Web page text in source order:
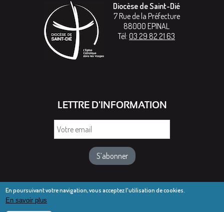
Diocèse de Saint-Dié
7 Rue de la Préfecture
88000 EPINAL
Tél: 03 29 82 21 63
LETTRE D'INFORMATION
En poursuivant votre navigation, vous acceptez l'utilisation de cookies.
En savoir plus